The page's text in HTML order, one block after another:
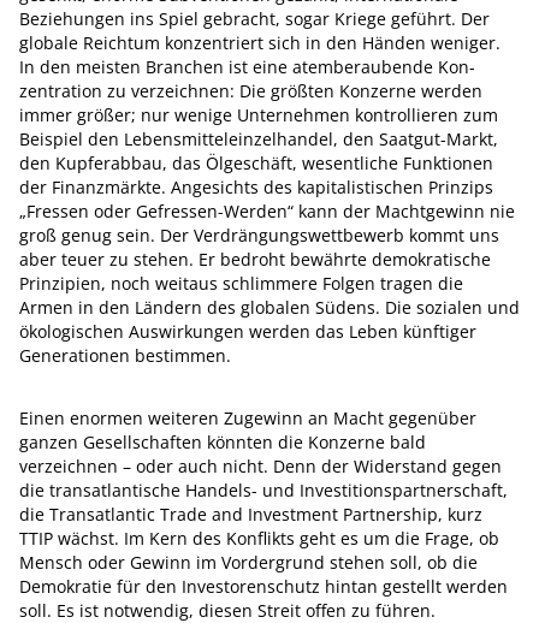
Beziehungen ins Spiel gebracht, sogar Kriege geführt. Der
globale Reichtum konzentriert sich in den Händen weniger.
In den meisten Branchen ist eine atemberaubende Kon­
zentration zu verzeichnen: Die größten Konzerne werden
immer größer; nur wenige Unternehmen kontrollieren zum
Beispiel den Lebensmitteleinzelhandel, den Saatgut-Markt,
den Kupferabbau, das Ölgeschäft, wesentliche Funktionen
der Finanzmärkte. Angesichts des kapitalistischen Prinzips
„Fressen oder Gefressen-Werden“ kann der Machtgewinn nie
groß genug sein. Der Verdrängungswettbewerb kommt uns
aber teuer zu stehen. Er bedroht bewährte demokratische
Prinzipien, noch weitaus schlimmere Folgen tragen die
Armen in den Ländern des globalen Südens. Die sozialen und
ökologischen Auswirkungen werden das Leben künftiger
Generationen bestimmen.
Einen enormen weiteren Zugewinn an Macht gegenüber
ganzen Gesellschaften könnten die Konzerne bald
verzeichnen – oder auch nicht. Denn der Widerstand gegen
die transatlantische Handels- und Investitionspartnerschaft,
die Transatlantic Trade and Investment Partnership, kurz
TTIP wächst. Im Kern des Konflikts geht es um die Frage, ob
Mensch oder Gewinn im Vordergrund stehen soll, ob die
Demokratie für den Investorenschutz hintan gestellt werden
soll. Es ist notwendig, diesen Streit offen zu führen.